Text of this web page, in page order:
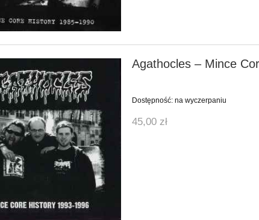
Agathocles ‎– Mince
Dostępność: na wyczerpaniu
45,00 zł